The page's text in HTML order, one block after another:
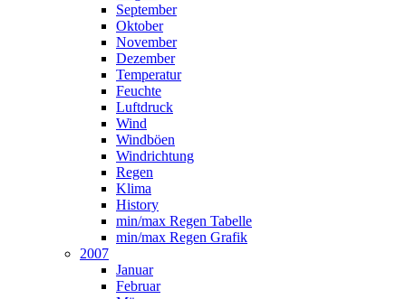
September
Oktober
November
Dezember
Temperatur
Feuchte
Luftdruck
Wind
Windböen
Windrichtung
Regen
Klima
History
min/max Regen Tabelle
min/max Regen Grafik
2007
Januar
Februar